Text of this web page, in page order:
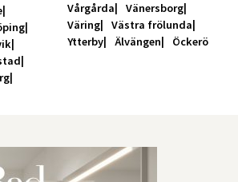
Vårgårda
Vänersborg
Väring
Västra frölunda
Ytterby
Älvängen Öckerö